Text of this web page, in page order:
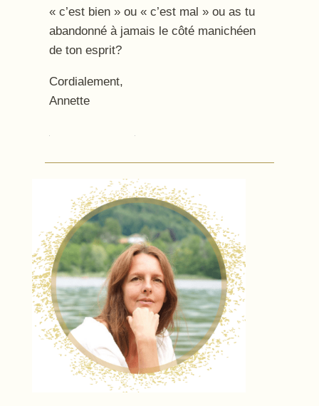
« c’est bien » ou « c’est mal » ou as tu
abandonné à jamais le côté manichéen
de ton esprit?
Cordialement,
Annette